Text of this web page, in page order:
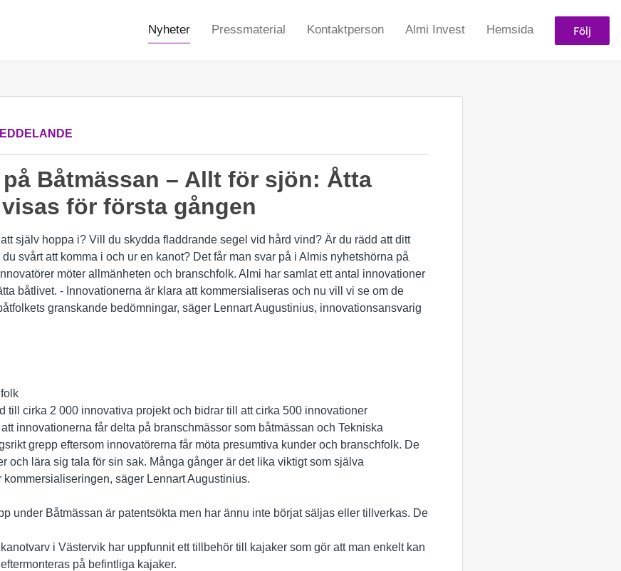
Nyheter Pressmaterial Kontaktperson Almi Invest Hemsida Följ
Båtmässan – Allt för sjön: Åtta
för första gången
själv hoppa i? Vill du skydda fladdrande segel vid hård vind? Är du rädd att ditt
svårt att komma i och ur en kanot? Det får man svar på i Almis nyhetshörna på
möter allmänheten och branschfolk. Almi har samlat ett antal innovationer
båtlivet. - Innovationerna är klara att kommersialiseras och nu vill vi se om de
granskande bedömningar, säger Lennart Augustinius, innovationsansvarig
till cirka 2 000 innovativa projekt och bidrar till att cirka 500 innovationer
innovationerna får delta på branschmässor som båtmässan och Tekniska
grepp eftersom innovatörerna får möta presumtiva kunder och branschfolk. De
och lära sig tala för sin sak. Många gånger är det lika viktigt som själva
säger Lennart Augustinius.
under Båtmässan är patentsökta men har ännu inte börjat säljas eller tillverkas. De
i Västervik har uppfunnit ett tillbehör till kajaker som gör att man enkelt kan
på befintliga kajaker.